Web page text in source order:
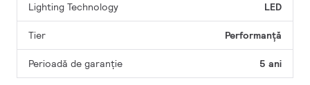
Lighting Technology LED
Tier Performanță
Perioadă de garanţie 5 ani